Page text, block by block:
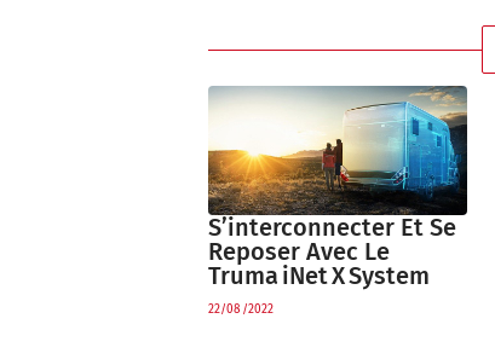
S’interconnecter Et Se
Reposer Avec Le
Truma INet X System
22/08/2022